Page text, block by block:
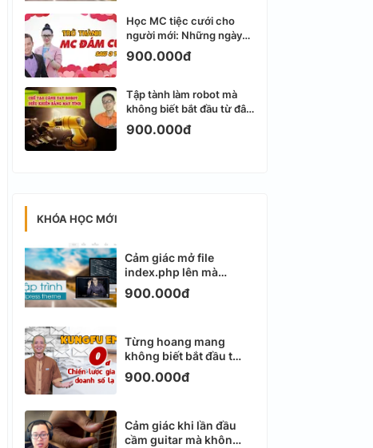
Học MC tiệc cưới cho
người mới: Những ngày
đầu thực sự khá ngợp
900.000đ
Tập tành làm robot mà
không biết bắt đầu từ đâu
thì dễ nản thật
900.000đ
KHÓA HỌC MỚI
Cảm giác mở file
index.php lên mà
không biết viết gì tiếp
theo
900.000đ
Từng hoang mang
không biết bắt đầu từ
đâu với Email
Marketing
900.000đ
Cảm giác khi lần đầu
cầm guitar mà không